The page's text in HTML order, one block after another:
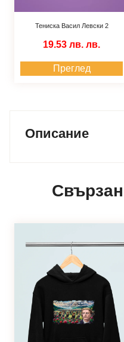
Тениска Васил Левски 2
19.53 лв. лв.
Преглед
Описание